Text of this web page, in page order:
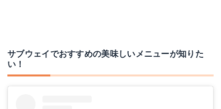
サブウェイでおすすめの美味しいメニューが知りた
い！